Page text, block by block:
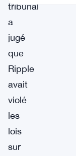
tribunal
a
jugé
que
Ripple
avait
violé
les
lois
sur